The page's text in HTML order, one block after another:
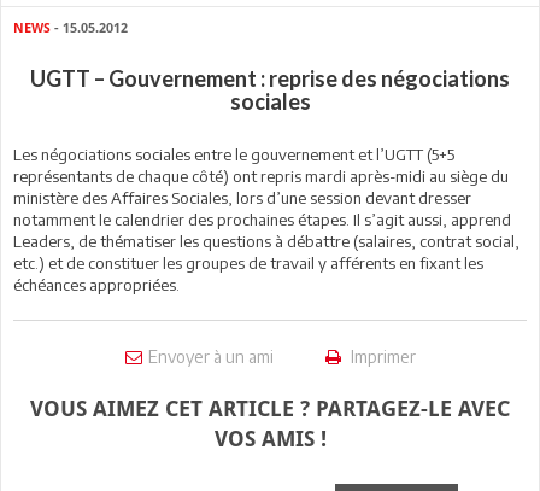
NEWS - 15.05.2012
UGTT – Gouvernement : reprise des négociations
sociales
Les négociations sociales entre le gouvernement et l’UGTT (5+5
représentants de chaque côté) ont repris mardi après-midi au siège du
ministère des Affaires Sociales, lors d’une session devant dresser
notamment le calendrier des prochaines étapes. Il s’agit aussi, apprend
Leaders, de thématiser les questions à débattre (salaires, contrat social,
etc.) et de constituer les groupes de travail y afférents en fixant les
échéances appropriées.
Envoyer à un ami Imprimer
VOUS AIMEZ CET ARTICLE ? PARTAGEZ-LE AVEC
VOS AMIS !